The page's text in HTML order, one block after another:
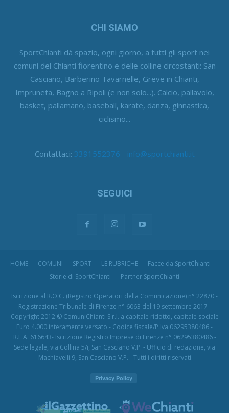
CHI SIAMO
SportChianti dà spazio, ogni giorno, a tutti gli sport nei
comuni del Chianti fiorentino e delle colline circostanti: San
Casciano, Barberino Tavarnelle, Greve in Chianti,
Impruneta, Bagno a Ripoli (e non solo...). Calcio, pallavolo,
basket, pallamano, baseball, karate, danza, ginnastica,
ciclismo...
Contattaci: 3391552376 - info@sportchianti.it
SEGUICI
HOME COMUNI SPORT LE RUBRICHE
Facce da SportChianti
Storie di SportChianti
Partner SportChianti
Iscrizione al R.O.C. (Registro Operatori della Comunicazione) n° 22870 -
Registrazione Tribunale di Firenze n° 6063 del 19 settembre 2017 -
Copyright 2012 © ComuniChianti S.r.l. a capitale ridotto, capitale sociale
Euro 4.000 interamente versato - Codice fiscale/P.Iva 06295380486 -
R.E.A. 616643- Iscrizione Registro Imprese di Firenze n° 06295380486 -
Sede legale, via Collina 5/i, San Casciano V.P. - Ufficio di redazione, via
Machiavelli 9, San Casciano V.P. - Tutti i diritti riservati